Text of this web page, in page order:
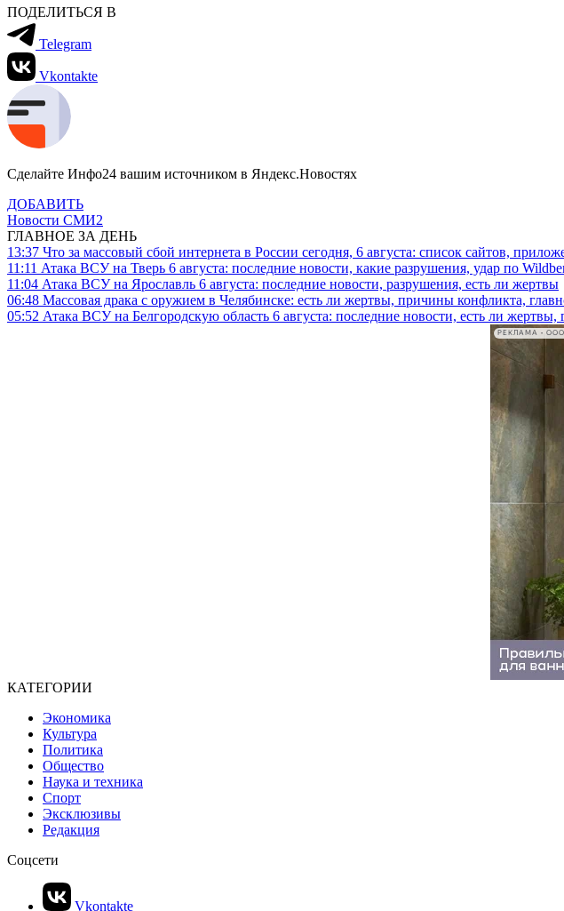
ПОДЕЛИТЬСЯ В
Telegram
Vkontakte
Сделайте Инфо24 вашим источником в Яндекс.Новостях
ДОБАВИТЬ
Новости СМИ2
ГЛАВНОЕ ЗА ДЕНЬ
13:37 Что за массовый сбой интернета в России сегодня, 6 августа: список сайтов,
11:11 Атака ВСУ на Тверь 6 августа: последние новости, какие разрушения, удар по
11:04 Атака ВСУ на Ярославль 6 августа: последние новости, разрушения, есть ли жертвы
06:48 Массовая драка с оружием в Челябинске: есть ли жертвы, причины конфликта,
05:52 Атака ВСУ на Белгородскую область 6 августа: последние новости, есть ли жертвы,
КАТЕГОРИИ
Экономика
Культура
Политика
Общество
Наука и техника
Спорт
Эксклюзивы
Редакция
Соцсети
Vkontakte